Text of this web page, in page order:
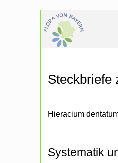
Steckbriefe
Hieracium
Systematik